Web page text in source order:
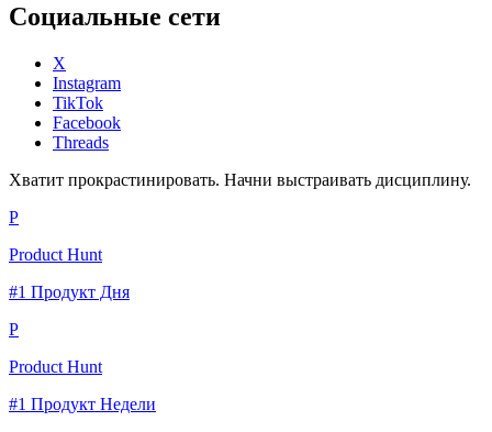
Социальные сети
X
Instagram
TikTok
Facebook
Threads
Хватит прокрастинировать. Начни выстраивать дисциплину.
P
Product Hunt
#1 Продукт Дня
P
Product Hunt
#1 Продукт Недели